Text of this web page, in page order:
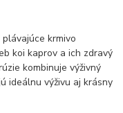
krmivo
koi kaprov a ich zdravý
kombinuje výživný
ideálnu výživu aj krásny